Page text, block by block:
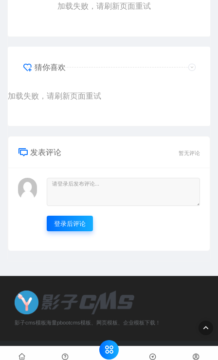
加载失败，请刷新页面重试
猜你喜欢
加载失败，请刷新页面重试
发表评论 暂无评论
登录后评论
影子cms模板海量pbootcms模板、网页模板、企业模板下载！
Copyright © 2019-2026 河南格展网络科技有限公司 版权所有
网站